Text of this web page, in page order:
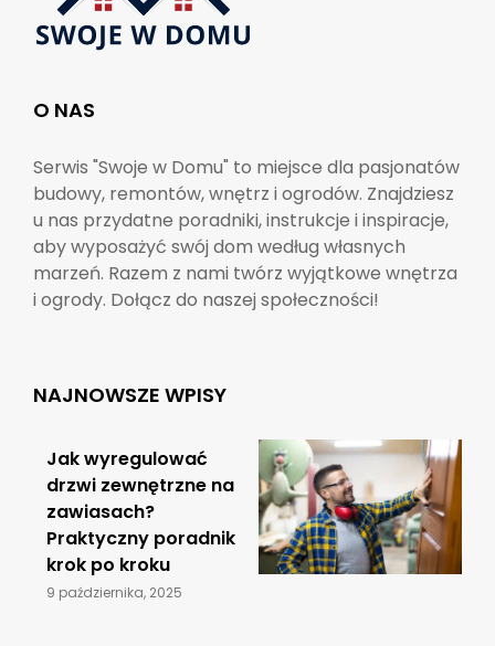
O NAS
Serwis "Swoje w Domu" to miejsce dla pasjonatów
budowy, remontów, wnętrz i ogrodów. Znajdziesz
u nas przydatne poradniki, instrukcje i inspiracje,
aby wyposażyć swój dom według własnych
marzeń. Razem z nami twórz wyjątkowe wnętrza
i ogrody. Dołącz do naszej społeczności!
NAJNOWSZE WPISY
Jak wyregulować
drzwi zewnętrzne na
zawiasach?
Praktyczny poradnik
krok po kroku
9 października, 2025